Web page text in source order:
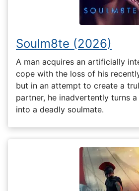
Soulm8te (2026)
A man acquires an artificially
cope with the loss of his
but in an attempt to create a
partner, he inadvertently turns
into a deadly soulmate.